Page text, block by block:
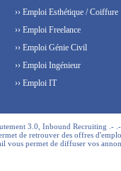
›› Emploi Esthétique / Coiffure
›› Emploi Freelance
›› Emploi Génie Civil
›› Emploi Ingénieur
›› Emploi IT
3.0, Inbound Recruiting .-
de retrouver des offres
vous permet de diffuser vos